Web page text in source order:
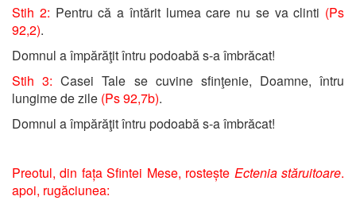
Stih 2: Pentru că a întărit lumea care nu se va clinti (Ps
92,2).
Domnul a împărăţit întru podoabă s-a îmbrăcat!
Stih 3: Casei Tale se cuvine sfinţenie, Doamne, întru
lungime de zile (Ps 92,7b).
Domnul a împărăţit întru podoabă s-a îmbrăcat!
Preotul, din fața Sfintei Mese, rostește Ectenia stăruitoare.
apoi, rugăciunea: